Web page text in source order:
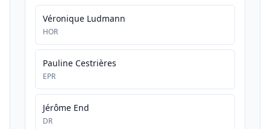
Véronique Ludmann
HOR
Pauline Cestrières
EPR
Jérôme End
DR